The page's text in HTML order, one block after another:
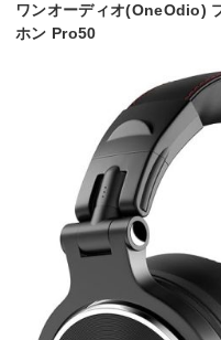
ワンオーディオ(OneOdio)
ホン Pro50